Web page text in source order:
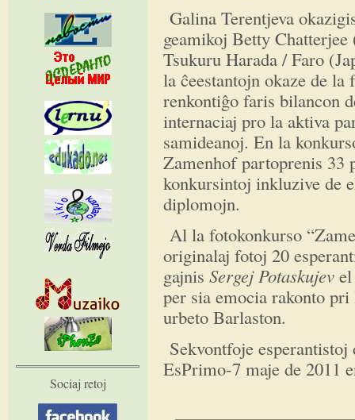
Galina Terentjeva
geamikoj Betty
Tsukuru Harada / Faro
la ĉeestantojn okaze de
renkontiĝo faris bilancon
internaciaj pro la aktiva
samideanoj. En la
Zamenhof partoprenis 33
konkursintoj inkluzive de
diplomojn.
Al la fotokonkurso
originalaj fotoj 20
gajnis Sergej Potaskujev
per sia emocia rakonto
urbeto Barlaston.
Sekvontfoje
EsPrimo-7 maje de 2011
Sociaj retoj